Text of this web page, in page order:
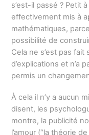
s’est-il passé ? Petit
effectivement mis à
mathématiques,
possibilité de
Cela ne s’est pas
d’explications et n’a
permis un
À cela il n’y a aucun
disent, les
montre, la publicité
l’amour (“la théorie